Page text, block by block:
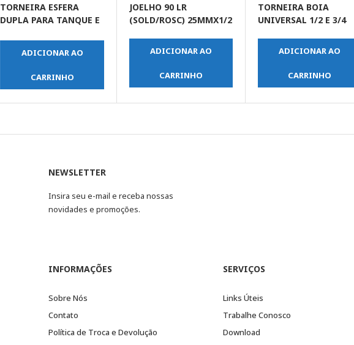
TORNEIRA ESFERA
DUPLA PARA TANQUE E
ADICIONAR AO
CARRINHO
JOELHO 90 LR
(SOLD/ROSC) 25MMX1/2
ADICIONAR AO
CARRINHO
TORNEIRA BOIA
UNIVERSAL 1/2 E 3/4
ADICIONAR AO
CARRINHO
NEWSLETTER
Insira seu e-mail e receba nossas
novidades e promoções.
INFORMAÇÕES
Sobre Nós
Contato
Política de Troca e Devolução
SERVIÇOS
Links Úteis
Trabalhe Conosco
Download